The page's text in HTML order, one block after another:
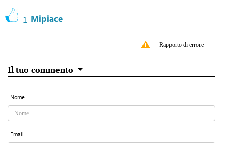
1 Mipiace
Rapporto di errore
Il tuo commento
Nome
Email